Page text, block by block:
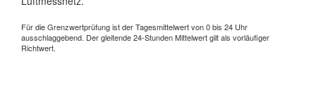
Für die Grenzwertprüfung ist der Tagesmittelwert von 0 bis 24 Uhr
ausschlaggebend. Der gleitende 24-Stunden Mittelwert gilt als vorläufiger
Richtwert.